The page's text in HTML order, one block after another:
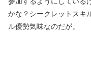
かな？シークレットスキ
ル優勢気味なのだが。